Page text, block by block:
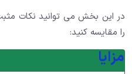
در این بخش می توانید نکات
را مقایسه کنید:
مزایا